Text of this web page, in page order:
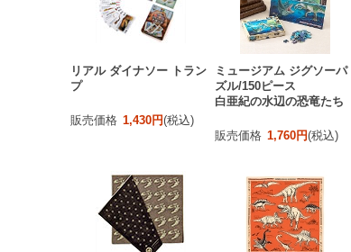
リアル ダイナソー トラン
プ
販売価格 1,430円(税込)
ミュージアム ジグソーパ
ズル/150ピース
白亜紀の水辺の恐竜たち
販売価格 1,760円(税込)